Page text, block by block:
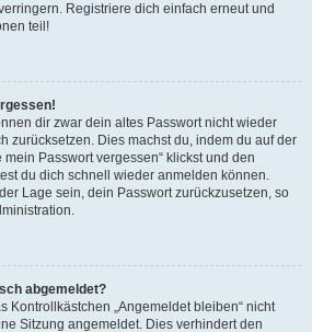
Registriere dich einfach erneut und
teil!
dir zwar dein altes Passwort nicht wieder
zurücksetzen. Dies machst du, indem du auf der
Passwort vergessen“ klickst und den
du dich schnell wieder anmelden können.
Lage sein, dein Passwort zurückzusetzen, so
abgemeldet?
Kontrollkästchen „Angemeldet bleiben“ nicht
Sitzung angemeldet. Dies verhindert den